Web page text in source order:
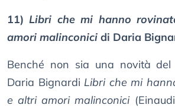
11)Libri che mi hanno
amori malinconici di Daria
Benché non sia una novità
Daria Bignardi Libri che mi
e altri amori malinconici